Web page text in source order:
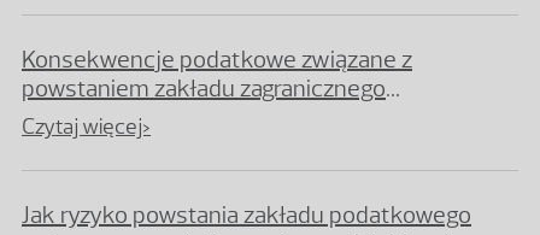
Konsekwencje podatkowe związane z
powstaniem zakładu zagranicznego
przedsiębiorstwa w Polsce
Czytaj więcej>
Jak ryzyko powstania zakładu podatkowego